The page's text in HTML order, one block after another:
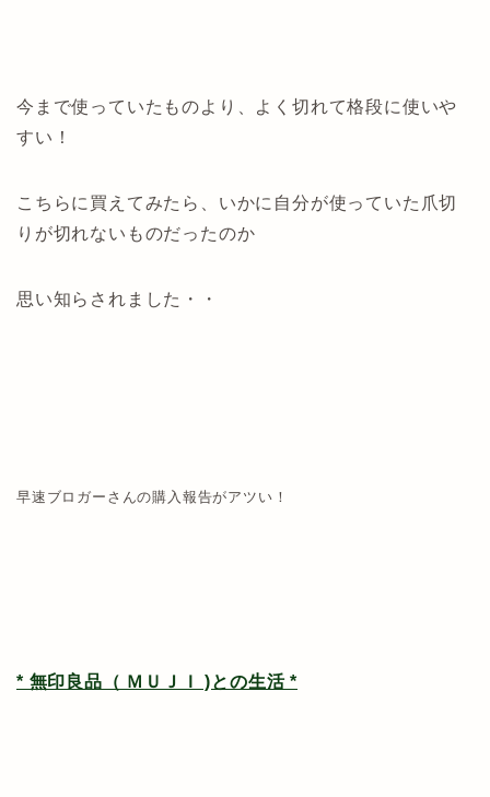
今まで使っていたものより、よく切れて格段に使いや
すい！
こちらに買えてみたら、いかに自分が使っていた爪切
りが切れないものだったのか
思い知らされました・・
早速ブロガーさんの購入報告がアツい！
* 無印良品（ ＭＵＪＩ )との生活 *